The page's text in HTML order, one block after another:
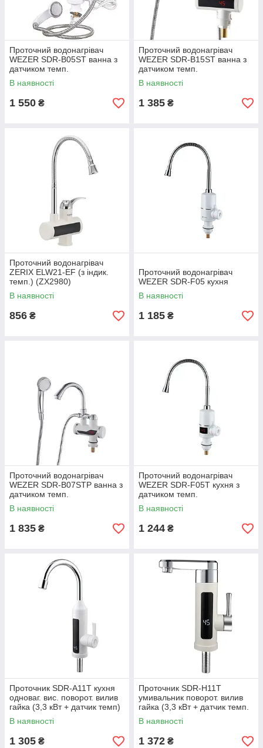
Проточний водонагрівач
WEZER SDR-B05ST ванна з
датчиком темп.
В наявності
1 550 ₴
Проточний водонагрівач
WEZER SDR-B15ST ванна з
датчиком темп.
В наявності
1 385 ₴
Проточний водонагрівач
ZERIX ELW21-EF (з індик.
темп.) (ZX2980)
В наявності
856 ₴
Проточний водонагрівач
WEZER SDR-F05 кухня
В наявності
1 185 ₴
Проточний водонагрівач
WEZER SDR-B07STP ванна з
датчиком темп.
В наявності
1 835 ₴
Проточний водонагрівач
WEZER SDR-F05T кухня з
датчиком темп.
В наявності
1 244 ₴
Проточник SDR-A11T кухня
одноваг. вис. поворот. вилив
гайка (3,3 кВт + датчик темп)
Anadre12/1és
В наявності
1 305 ₴
Проточник SDR-H11T
умивальник поворот. вилив
гайка (3,3 кВт + датчик темп.
{10/1}
В наявності
1 372 ₴